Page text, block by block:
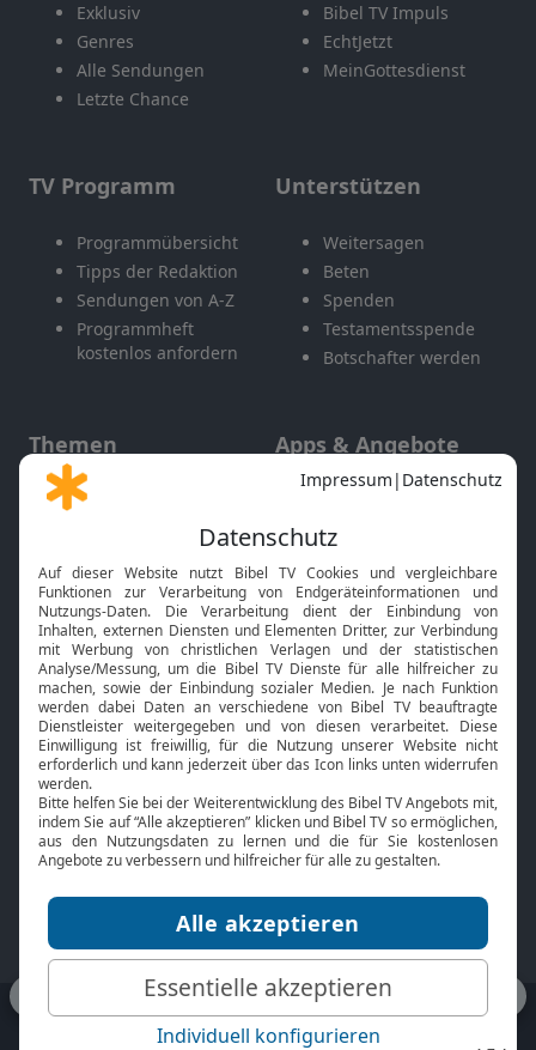
Exklusiv
Genres
Alle Sendungen
Letzte Chance
Bibel TV Impuls
EchtJetzt
MeinGottesdienst
TV Programm
Programmübersicht
Tipps der Redaktion
Sendungen von A-Z
Programmheft
kostenlos anfordern
Unterstützen
Weitersagen
Beten
Spenden
Testamentsspende
Botschafter werden
Themen
Gott und Bibel erklärt
Neuigkeiten
Apps & Angebote
Mobile App
Smart TV
HbbTV
Bibelthek Online-Bibel
Nächster Gottesdienst
Bibel TV
Über uns
Jobs
Mediadaten
Service
Kontakt
TV-Empfang
bibeltv.de: Impressum
Datenschutz
Nutzungsbedingungen
Fakten Bibel TV App